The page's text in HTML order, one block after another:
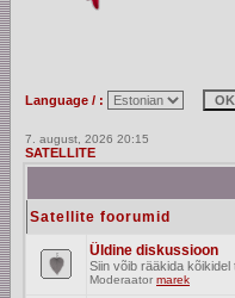
Language / :
7. august, 2026 20:15
SATELLITE
Satellite foorumid
Üldine diskussioon
Siin võib rääkida
Moderaator marek